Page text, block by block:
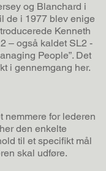
og Blanchard i
de i 1977 blev enige
Kenneth
– også kaldet SL2 -
People”. Det
i gennemgang her.
nemmere for lederen
den enkelte
til et specifikt mål
skal udføre.